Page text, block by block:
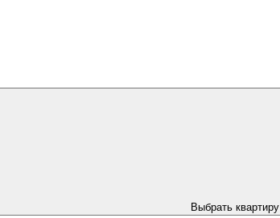
Выбрать квартиру